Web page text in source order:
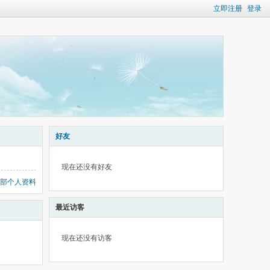
立即注册 登录
个人资料
好友
现在还没有好友
最近访客
现在还没有访客